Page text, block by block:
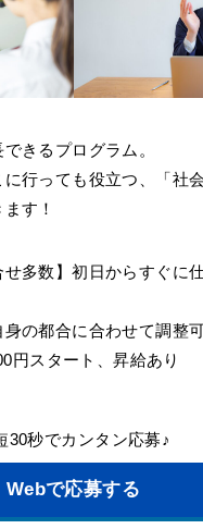
きるプログラム。
行っても役立つ、「社
す！
せ多数】初日からすぐに
身の都合に合わせて調整
円スタート、昇給あり
30秒でカンタン応募♪
Webで応募する